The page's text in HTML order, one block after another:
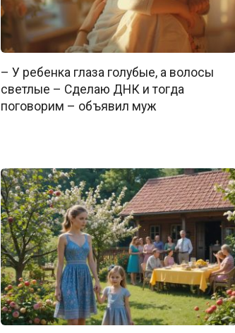
– У ребенка глаза голубые, а волосы
светлые – Сделаю ДНК и тогда
поговорим – объявил муж